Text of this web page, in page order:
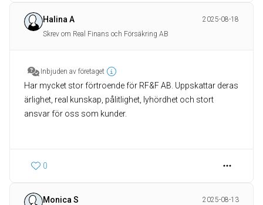
Halina A
2025-08-18
Skrev om Real Finans och Försäkring AB
Inbjuden av företaget
Har mycket stor förtroende för RF&F AB. Uppskattar deras
ärlighet, real kunskap, pålitlighet, lyhördhet och stort
ansvar för oss som kunder.
0
Monica S
2025-08-13